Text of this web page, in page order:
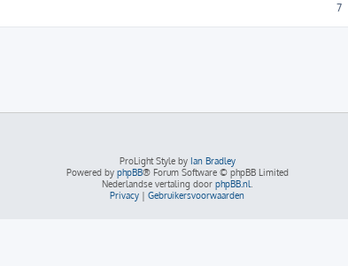
7
ProLight Style by Ian Bradley
Powered by phpBB® Forum Software © phpBB Limited
Nederlandse vertaling door phpBB.nl
Privacy | Gebruikersvoorwaarden